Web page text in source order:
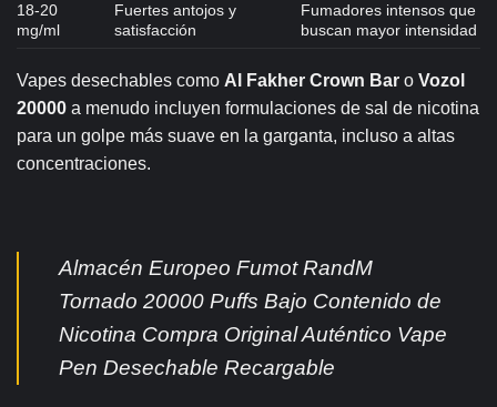
18-20
mg/ml
Fuertes antojos y
satisfacción
Fumadores intensos que
buscan mayor intensidad
Vapes desechables como Al Fakher Crown Bar o Vozol
20000 a menudo incluyen formulaciones de sal de nicotina
para un golpe más suave en la garganta, incluso a altas
concentraciones.
Almacén Europeo Fumot RandM
Tornado 20000 Puffs Bajo Contenido de
Nicotina Compra Original Auténtico Vape
Pen Desechable Recargable